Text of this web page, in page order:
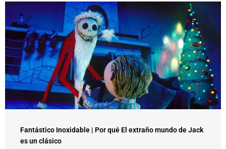
Fantástico Inoxidable | Por qué El extraño mundo de Jack
es un clásico